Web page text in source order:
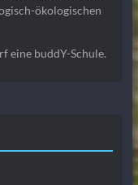
ökologischen
eine buddY-Schule.